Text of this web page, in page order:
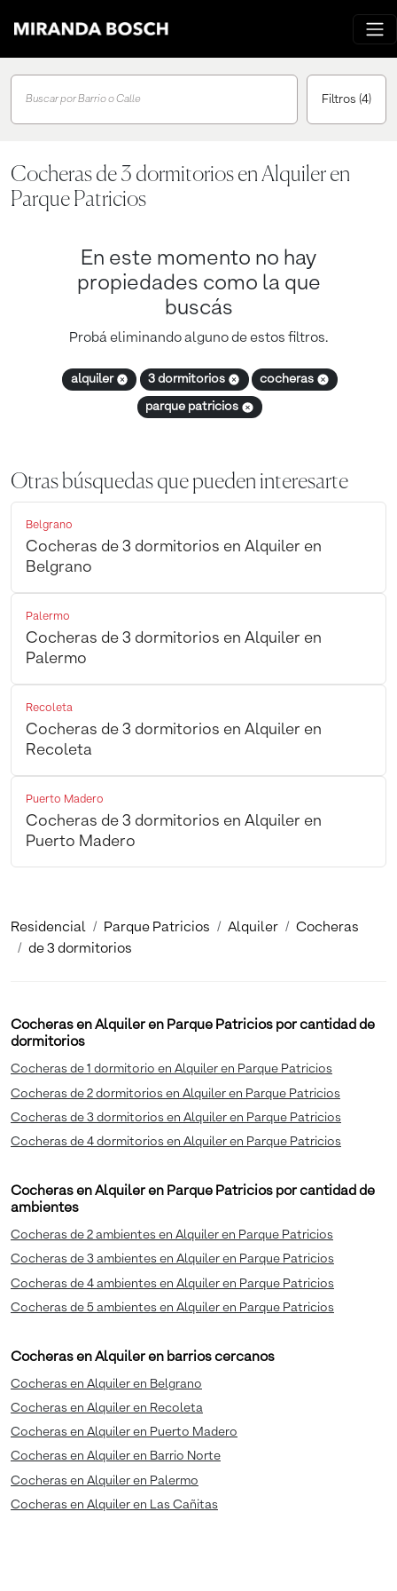
Buscar por Barrio o Calle Filtros (4)
Cocheras de 3 dormitorios en Alquiler en
Parque Patricios
En este momento no hay
propiedades como la que
buscás
Probá eliminando alguno de estos filtros.
alquiler 3 dormitorios cocheras
parque patricios
Otras búsquedas que pueden interesarte
Belgrano
Cocheras de 3 dormitorios en Alquiler en
Belgrano
Palermo
Cocheras de 3 dormitorios en Alquiler en
Palermo
Recoleta
Cocheras de 3 dormitorios en Alquiler en
Recoleta
Puerto Madero
Cocheras de 3 dormitorios en Alquiler en
Puerto Madero
Residencial Parque Patricios Alquiler
Cocheras
de 3 dormitorios
Cocheras en Alquiler en Parque Patricios por cantidad de
dormitorios
Cocheras de 1 dormitorio en Alquiler en Parque Patricios
Cocheras de 2 dormitorios en Alquiler en Parque Patricios
Cocheras de 3 dormitorios en Alquiler en Parque Patricios
Cocheras de 4 dormitorios en Alquiler en Parque Patricios
Cocheras en Alquiler en Parque Patricios por cantidad de
ambientes
Cocheras de 2 ambientes en Alquiler en Parque Patricios
Cocheras de 3 ambientes en Alquiler en Parque Patricios
Cocheras de 4 ambientes en Alquiler en Parque Patricios
Cocheras de 5 ambientes en Alquiler en Parque Patricios
Cocheras en Alquiler en barrios cercanos
Cocheras en Alquiler en Belgrano
Cocheras en Alquiler en Recoleta
Cocheras en Alquiler en Puerto Madero
Cocheras en Alquiler en Barrio Norte
Cocheras en Alquiler en Palermo
Cocheras en Alquiler en Las Cañitas